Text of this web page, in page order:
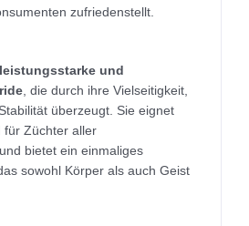
zufriedenstellt.
leistungsstarke und
, die durch ihre Vielseitigkeit,
überzeugt. Sie eignet
für Züchter aller
bietet ein einmaliges
sowohl Körper als auch Geist